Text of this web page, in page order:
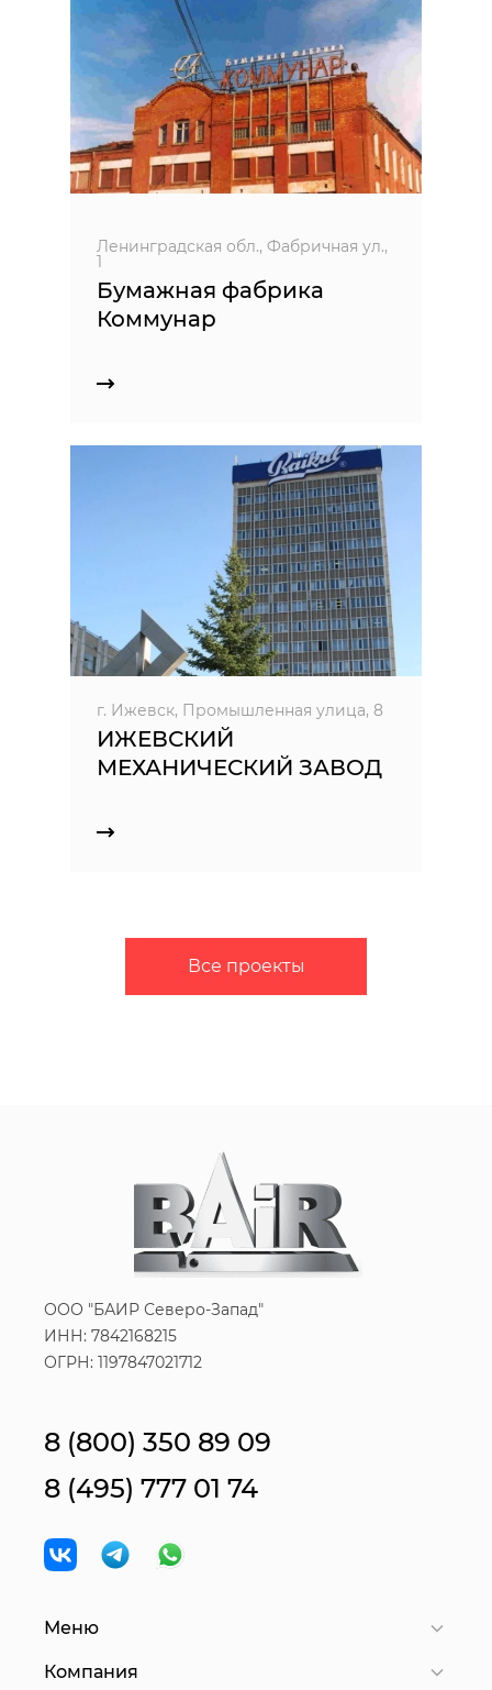
Ленинградская обл., Фабричная ул.,
1
Бумажная фабрика
Коммунар
г. Ижевск, Промышленная улица, 8
ИЖЕВСКИЙ
МЕХАНИЧЕСКИЙ ЗАВОД
Все проекты
ООО "БАИР Северо-Запад"
ИНН: 7842168215
ОГРН: 1197847021712
8 (800) 350 89 09
8 (495) 777 01 74
Меню
Компания